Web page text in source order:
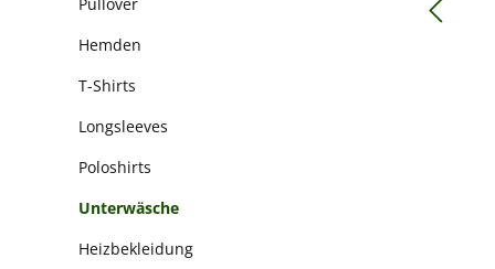
Hemden
T-Shirts
Longsleeves
Poloshirts
Unterwäsche
Heizbekleidung